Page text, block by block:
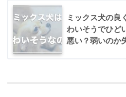
ミックス犬の良
わいそうでひど
悪い？弱いのか